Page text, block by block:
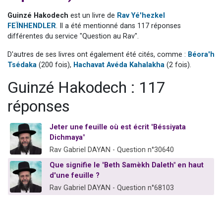
3 personnes viennent de faire un don pour 5 jours de vacances aux Orphelins
Odaya vient de donner son Maasser
13 personnes viennent de demander une bénédiction
Guinzé Hakodech est un livre de Rav Yé'hezkel
FEÏNHENDLER. Il a été mentionné dans 117 réponses
différentes du service "Question au Rav".
D'autres de ses livres ont également été cités, comme : Béora'h
Tsédaka (200 fois), Hachavat Avéda Kahalakha (2 fois).
Guinzé Hakodech : 117
réponses
Jeter une feuille où est écrit "Béssiyata
Dichmaya"
Rav Gabriel DAYAN - Question n°30640
Que signifie le "Beth Samèkh Daleth" en haut
d'une feuille ?
Rav Gabriel DAYAN - Question n°68103